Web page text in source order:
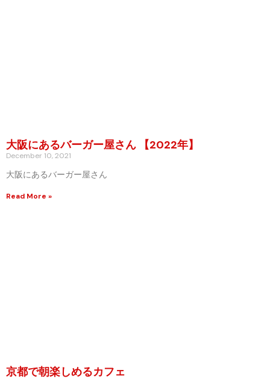
大阪にあるバーガー屋さん 【2022年】
December 10, 2021
大阪にあるバーガー屋さん
Read More »
京都で朝楽しめるカフェ